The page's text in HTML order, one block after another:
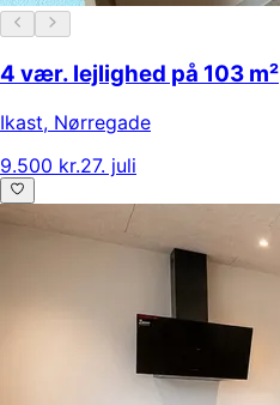
4 vær. lejlighed på 103 m²
Ikast, Nørregade
9.500 kr.27. juli